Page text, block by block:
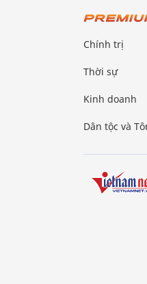
Chính trị
Thời sự
Kinh doanh
Dân tộc và